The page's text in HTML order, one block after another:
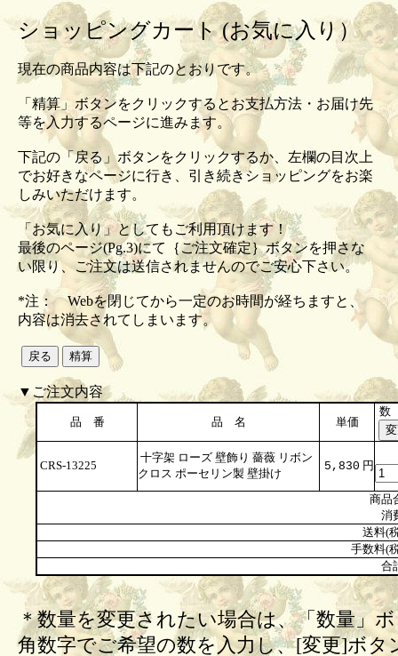
ショッピングカート (お気に入り）
現在の商品内容は下記のとおりです。
「精算」ボタンをクリックするとお支払方法・お届け先
等を入力するページに進みます。
下記の「戻る」ボタンをクリックするか、左欄の目次上
でお好きなページに行き、引き続きショッピングをお楽
しみいただけます。
「お気に入り」としてもご利用頂けます！
最後のページ(Pg.3)にて｛ご注文確定｝ボタンを押さな
い限り、ご注文は送信されませんのでご安心下さい。
*注： Webを閉じてから一定のお時間が経ちますと、
内容は消去されてしまいます。
▼ご注文内容
品 番 品 名 単価
数
CRS-13225
十字架 ローズ 壁飾り 薔薇 リボン
クロス ポーセリン製 壁掛け
5,830 円
商品
消
送料(
手数料(
合
＊数量を変更されたい場合は、「数量」
角数字でご希望の数を入力し、[変更]ボタ